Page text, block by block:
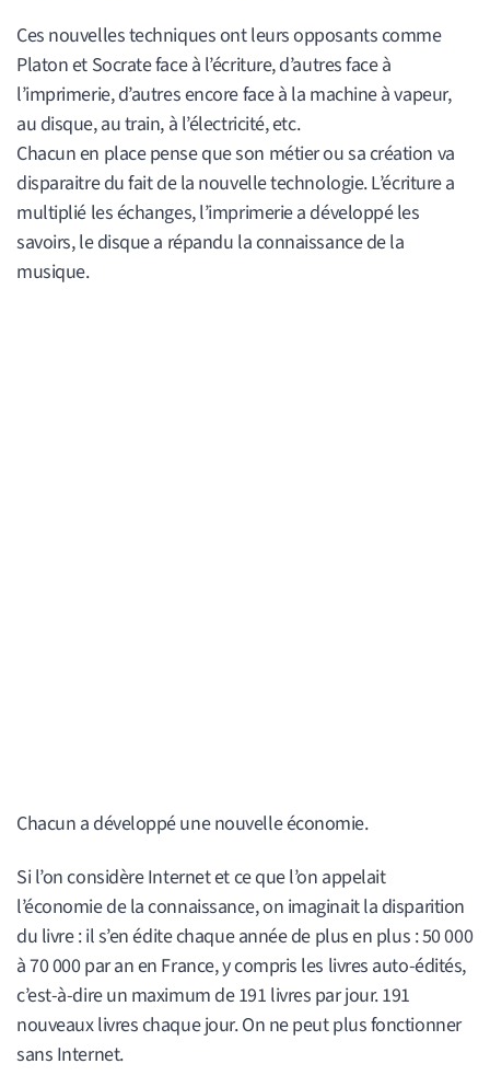
Ces nouvelles techniques ont leurs opposants comme
Platon et Socrate face à l’écriture, d’autres face à
l’imprimerie, d’autres encore face à la machine à vapeur,
au disque, au train, à l’électricité, etc.
Chacun en place pense que son métier ou sa création va
disparaitre du fait de la nouvelle technologie. L’écriture a
multiplié les échanges, l’imprimerie a développé les
savoirs, le disque a répandu la connaissance de la
musique.
Chacun a développé une nouvelle économie.
Si l’on considère Internet et ce que l’on appelait
l’économie de la connaissance, on imaginait la disparition
du livre : il s’en édite chaque année de plus en plus : 50 000
à 70 000 par an en France, y compris les livres auto-édités,
c’est-à-dire un maximum de 191 livres par jour. 191
nouveaux livres chaque jour. On ne peut plus fonctionner
sans Internet.